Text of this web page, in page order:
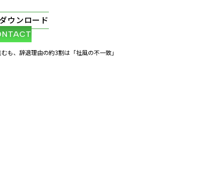
ウンロード
も、辞退理由の約3割は「社風の不一致」